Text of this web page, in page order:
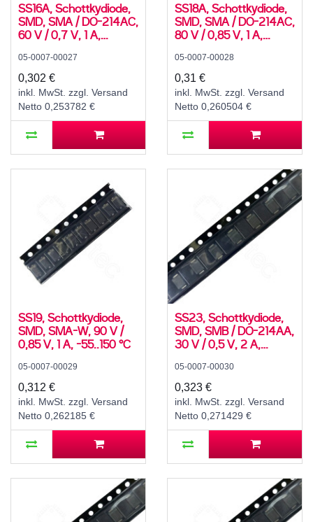
SS16A, Schottkydiode,
SMD, SMA / DO-214AC,
60 V / 0,7 V, 1 A,
05-0007-00027
0,302 €
inkl. MwSt. zzgl. Versand
Netto 0,253782 €
SS18A, Schottkydiode,
SMD, SMA / DO-214AC,
80 V / 0,85 V, 1 A,
05-0007-00028
0,31 €
inkl. MwSt. zzgl. Versand
Netto 0,260504 €
SS19, Schottkydiode,
SMD, SMA-W, 90 V /
0,85 V, 1 A, -55..150 °C
05-0007-00029
0,312 €
inkl. MwSt. zzgl. Versand
Netto 0,262185 €
SS23, Schottkydiode,
SMD, SMB / DO-214AA,
30 V / 0,5 V, 2 A,
05-0007-00030
0,323 €
inkl. MwSt. zzgl. Versand
Netto 0,271429 €